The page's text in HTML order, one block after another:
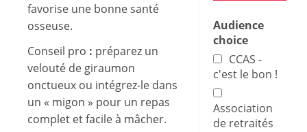
favorise une bonne santé
osseuse.
Conseil pro : préparez un
velouté de giraumon
onctueux ou intégrez-le dans
un « migon » pour un repas
complet et facile à mâcher.
Audience
choice
CCAS -
c'est le bon !
Association
de retraités